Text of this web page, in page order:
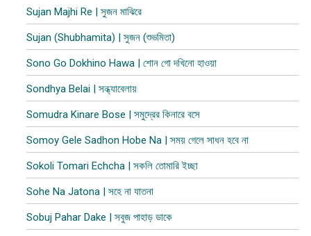
Sujan Majhi Re | সুজন মাঝিরে
Sujan (Shubhamita) | সুজন (শুভমিতা)
Sono Go Dokhino Hawa | শোন গো দখিনো হাওয়া
Sondhya Belai | সন্ধ্যাবেলায়
Somudra Kinare Bose | সমুদ্রের কিনারে বসে
Somoy Gele Sadhon Hobe Na | সময় গেলে সাধন হবে না
Sokoli Tomari Echcha | সকলি তোমারি ইচ্ছা
Sohe Na Jatona | সহে না যাতনা
Sobuj Pahar Dake | সবুজ পাহাড় ডাকে